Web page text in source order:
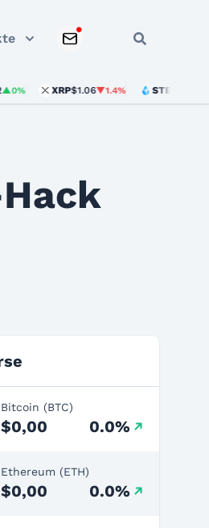
XRP$1.06▼1.4% STETH$1,876.22
Bitcoin (BTC)
$0,00 0.0%
Ethereum (ETH)
$0,00 0.0%